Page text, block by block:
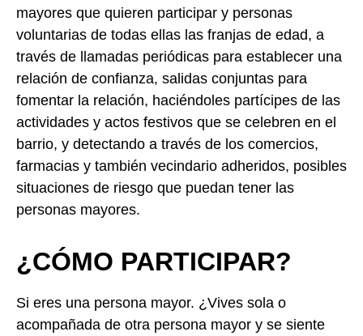
mayores que quieren participar y personas
voluntarias de todas ellas las franjas de edad, a
través de llamadas periódicas para establecer una
relación de confianza, salidas conjuntas para
fomentar la relación, haciéndoles partícipes de las
actividades y actos festivos que se celebren en el
barrio, y detectando a través de los comercios,
farmacias y también vecindario adheridos, posibles
situaciones de riesgo que puedan tener las
personas mayores.
¿CÓMO PARTICIPAR?
Si eres una persona mayor. ¿Vives sola o
acompañada de otra persona mayor y se siente